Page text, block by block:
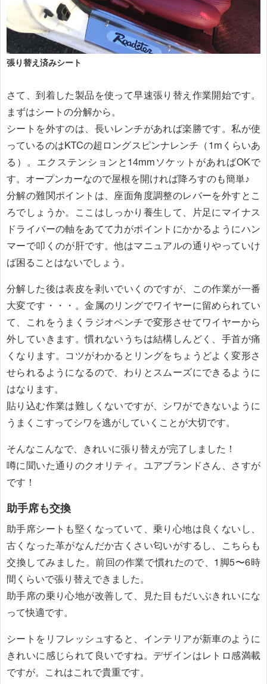
張り替え済みシート
さて、到着した製品を使って早速張り替え作業開始です。
まずはシートの分解から。
シートを外すのは、長いレンチがあれば楽勝です。私が使
っているのはKTCの超ロングスピンナレンチ（1mくらいあ
る）。エクステンションと14mmソケットがあればOKで
す。オープンカーなので屋根を開ければ降ろすのも簡単♪
分解の難関ポイントは、座面角度調整のレバーを外すとこ
ろでしょうか。ここはしっかり養生して、片足にマイナス
ドライバーの軸をあてて力がポイントにかかるようにハン
マーで叩くのが肝です。他はマニュアルの通りやっていけ
ば困ることはないでしょう。
分解した後は表皮を剥いでいくのですが、この作業が一番
大変です・・・。金属のリングでワイヤーに留められてい
て、これをうまくラジオペンチで変形させてワイヤーから
外していきます。慣れないうちは結構しんどく、手首が痛
くなります。コツがわかるとリングをちょうどよく変形さ
せられるようになるので、わりとスムーズにできるように
はなります。
貼り込む作業は難しくないですが、シワができないように
うまくこすってシワを逃がしていくことが大切です。
そんなこんなで、きれいに張り替えが完了しました！
噂に聞いた通りのクオリティ。ユアブランドさん、さすが
です！
助手席も交換
助手席シートも堅くなっていて、乗り心地は良くないし、
古くなった革がなんだか古くさい匂いがするし、こちらも
交換してみました。前回の作業で慣れたので、1脚5〜6時
間くらいで張り替えできました。
助手席の乗り心地が改善して、見た目もだいぶきれいにな
って快適です。
シートをリフレッシュすると、インテリアが新車のように
きれいに感じられて良いですね。デザインはレトロ感満載
ですが。これはこれで貴重です。